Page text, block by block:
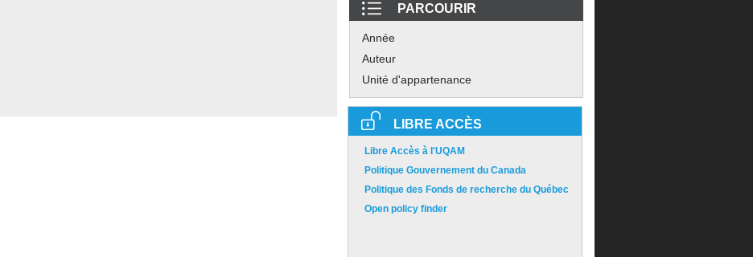
PARCOURIR
Année
Auteur
Unité d'appartenance
LIBRE ACCÈS
Libre Accès à l'UQAM
Politique Gouvernement du Canada
Politique des Fonds de recherche du Québec
Open policy finder